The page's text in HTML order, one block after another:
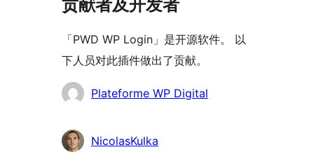
贡献者及开发者
「PWD WP Login」是开源软件。 以
下人员对此插件做出了贡献。
贡
者
Plateforme WP Digital
NicolasKulka